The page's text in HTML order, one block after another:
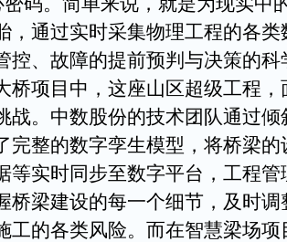
，通过实时采集物理工程的各
控、故障的提前预判与决策的
桥项目中，这座山区超级工程
战。中数股份的技术团队通过
完整的数字孪生模型，将桥梁
等实时同步至数字平台，工程
桥梁建设的每一个细节，及时
工的各类风险。而在智慧梁场